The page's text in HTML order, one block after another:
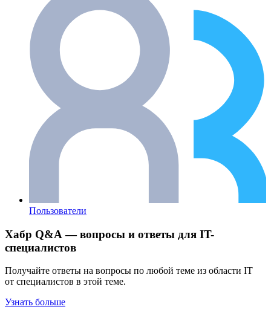
Пользователи
Хабр Q&A — вопросы и ответы для IT-
специалистов
Получайте ответы на вопросы по любой теме из области IT
от специалистов в этой теме.
Узнать больше